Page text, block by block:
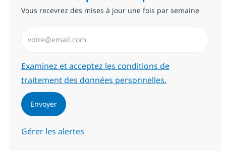
Vous recevrez des mises à jour une fois par semaine
Required
Examinez et acceptez les conditions de
traitement des données personnelles.
Envoyer
Gérer les alertes